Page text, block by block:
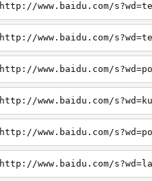
http://www.baidu.com/
http://www.baidu.com/
http://www.baidu.com/
http://www.baidu.com/
http://www.baidu.com/
http://www.baidu.com/